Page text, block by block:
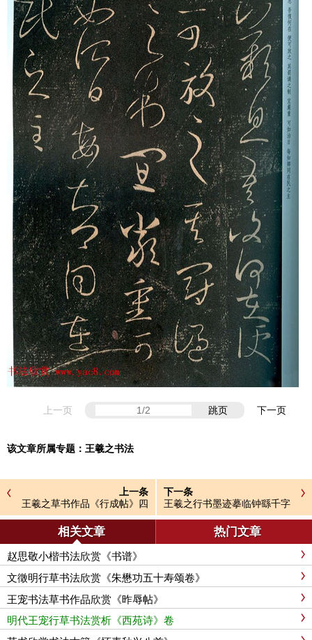
上一页 跳页 下一页
该文章所属专题： 王羲之书法
上一条
王羲之草书作品《行成帖》四
种
下一条
王羲之行书墨迹摹临钟繇千字
文
相关文章 热门文章
赵思敬小楷书法欣赏《书谱》
文徵明行草书法欣赏《朱懋功五十寿颂卷》
王宠书法草书作品欣赏《昨辱帖》
明代王宠行草书法赏析《西苑诗》卷